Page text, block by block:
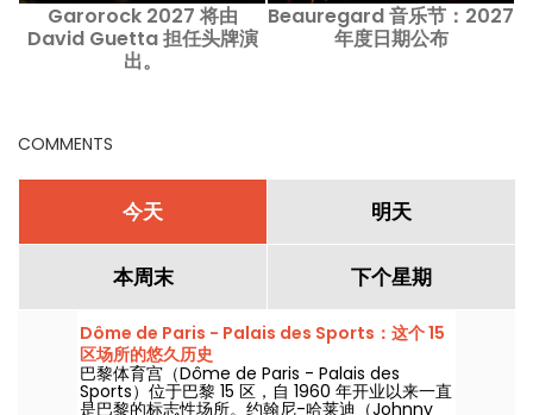
Garorock 2027 将由
David Guetta 担任头牌演
出。
Beauregard 音乐节：2027
年度日期公布
COMMENTS
今天 明天
本周末 下个星期
Dôme de Paris - Palais des Sports：这个 15
区场所的悠久历史
巴黎体育宫（Dôme de Paris - Palais des
Sports）位于巴黎 15 区，自 1960 年开业以来一直
是巴黎的标志性场所。约翰尼-哈莱迪（Johnny